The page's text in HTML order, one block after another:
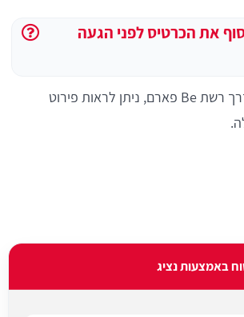
את הכרטיס לפני הגעה
כמובן, ניתן לאסוף דרך רשת Be פארם, ניתן לראות פירוט
באמצעות נציג